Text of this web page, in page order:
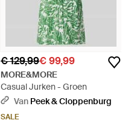
€ 129,99€ 99,99
MORE&MORE
Casual Jurken - Groen
Van Peek & Cloppenburg
SALE